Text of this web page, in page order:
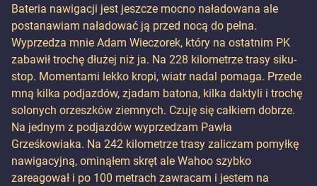
Bateria nawigacji jest jeszcze mocno naładowana ale
postanawiam naładować ją przed nocą do pełna.
Wyprzedza mnie Adam Wieczorek, który na ostatnim PK
zabawił trochę dłużej niż ja. Na 228 kilometrze trasy siku-
stop. Momentami lekko kropi, wiatr nadal pomaga. Przede
mną kilka podjazdów, zjadam batona, kilka daktyli i trochę
solonych orzeszków ziemnych. Czuję się całkiem dobrze.
Na jednym z podjazdów wyprzedzam Pawła
Grześkowiaka. Na 242 kilometrze trasy zaliczam pomyłkę
nawigacyjną, ominąłem skręt ale Wahoo szybko
zareagował i po 100 metrach zawracam i jestem na